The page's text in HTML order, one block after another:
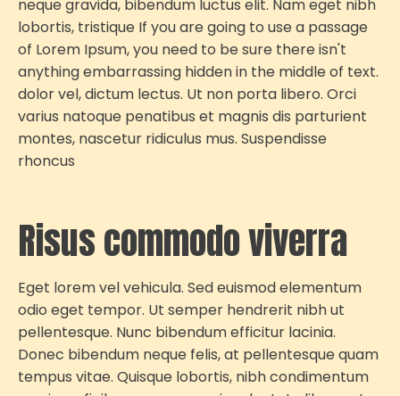
neque gravida, bibendum luctus elit. Nam eget nibh
lobortis, tristique If you are going to use a passage
of Lorem Ipsum, you need to be sure there isn't
anything embarrassing hidden in the middle of text.
dolor vel, dictum lectus. Ut non porta libero. Orci
varius natoque penatibus et magnis dis parturient
montes, nascetur ridiculus mus. Suspendisse
rhoncus
Risus commodo viverra
Eget lorem vel vehicula. Sed euismod elementum
odio eget tempor. Ut semper hendrerit nibh ut
pellentesque. Nunc bibendum efficitur lacinia.
Donec bibendum neque felis, at pellentesque quam
tempus vitae. Quisque lobortis, nibh condimentum